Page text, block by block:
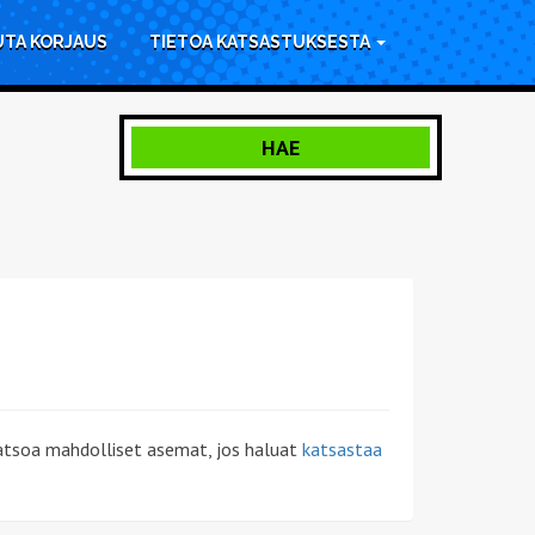
KORJAUS TIETOA KATSASTUKSESTA
HAE
mahdolliset asemat, jos haluat katsastaa